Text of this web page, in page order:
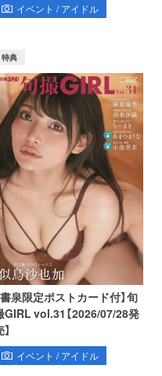
イベント / アイドル
特典
書泉限定ポストカード付】旬
GIRL vol.31【2026/07/28発
イベント / アイドル